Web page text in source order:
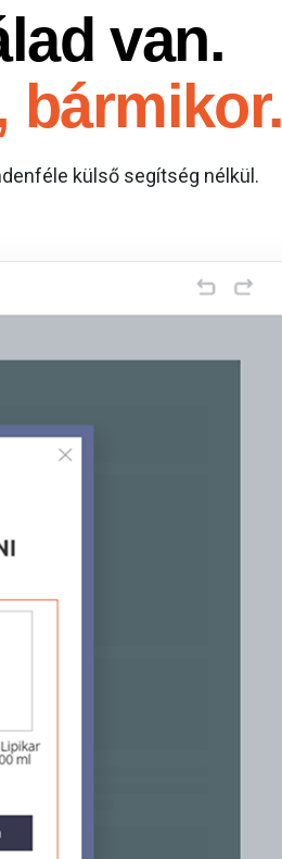
van.
bármikor.
külső segítség nélkül.